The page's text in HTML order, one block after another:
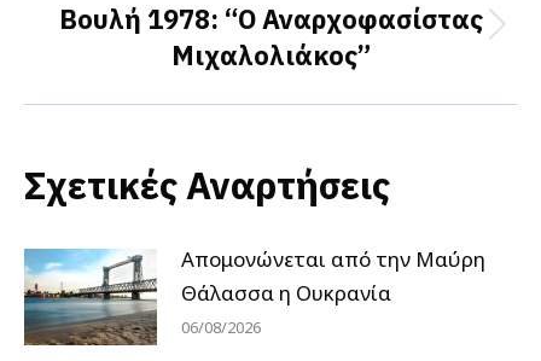
Next
post:
Βουλή 1978: “Ο Αναρχοφασίστας
Μιχαλολιάκος”
Σχετικές Αναρτήσεις
Απομονώνεται από την Μαύρη
Θάλασσα η Ουκρανία
06/08/2026